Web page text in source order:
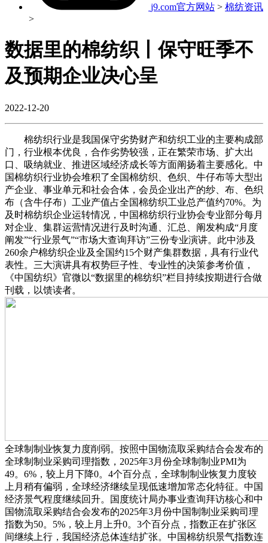
j9.com官方网站 > 棉纺资讯
>
数据里的棉纺织丨保守旺季不
及预期企业决心呈
2022-12-20
棉纺织行业是我国保守劣势财产和纺织工业的主要构成部
门，行业根本优良，合作劣势较强，正在繁荣市场、扩大出
口、吸纳就业、推进区域经济成长等方面阐扬着主要感化。中
国棉纺织行业协会堆积了全国棉纺织、色织、牛仔布等大型出
产企业、事业单元和社会合体，会员企业出产的纱、布、色织
布（含牛仔布）工业产值占全国棉纺织工业总产值约70%。为
及时棉纺织企业运转情况，中国棉纺织行业协会专业部分每月
对企业、集群运营情况进行及时沟通、汇总、阐发构成“月度
阐发”“行业景气”“市场大查询拜访”三份专业演讲。此中涉及
260余户棉纺织企业及全国约15个财产集群数据，具有行业代
表性。三大演讲具有权势巨子性、专业性的决策参考价值，
《中国纺织》官微以“数据里的棉纺织”栏目持续按期进行合做
刊载，以馈读者。
全球制制业恢复力度削弱。按照中国物流取采购结合会发布的
全球制制业采购司理指数，2025年3月份全球制制业PMI为
49。6%，较上月下降0。4个百分点，全球制制业恢复力度较
上月稍有偏弱，全球经济继续呈现低速增加常态化特征。中国
经济景气程度继续回升。国度统计局办事业查询拜访核心和中
国物流取采购结合会发布的2025年3月份中国制制业采购司理
指数为50。5%，较上月上升0。3个百分点，指数正在扩张区
间继续上行，我国经济总体连结扩张。中国棉纺织景气指数连